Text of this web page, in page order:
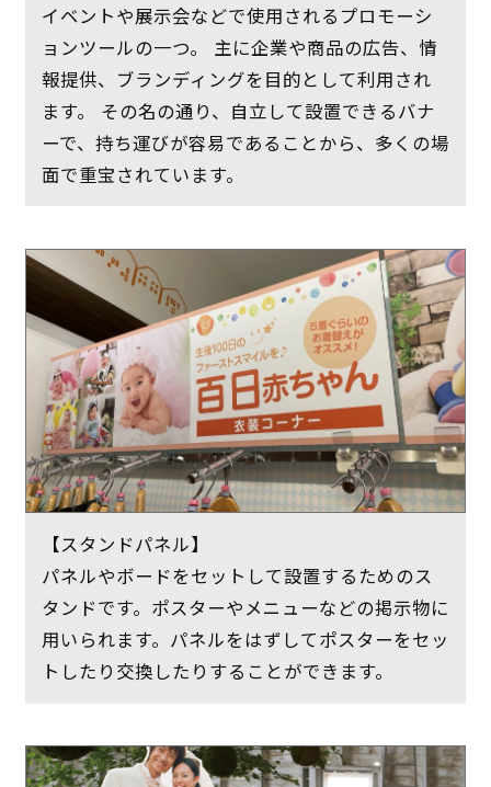
イベントや展示会などで使用されるプロモーシ
ョンツールの一つ。 主に企業や商品の広告、情
報提供、ブランディングを目的として利用され
ます。 その名の通り、自立して設置できるバナ
ーで、持ち運びが容易であることから、多くの場
面で重宝されています。
【スタンドパネル】
パネルやボードをセットして設置するためのス
タンドです。ポスターやメニューなどの掲示物に
用いられます。パネルをはずしてポスターをセッ
トしたり交換したりすることができます。